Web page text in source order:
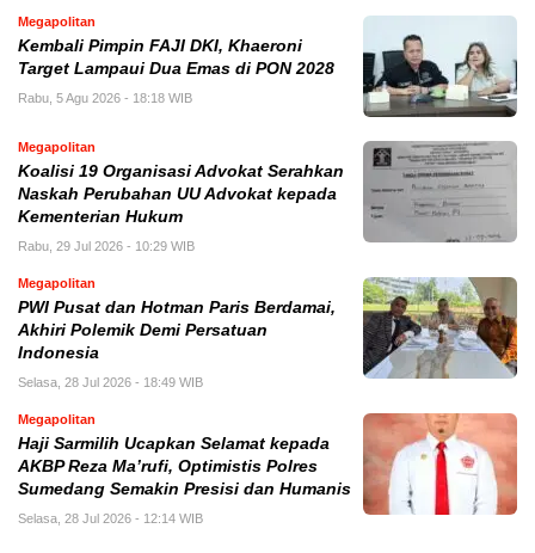
Megapolitan
Kembali Pimpin FAJI DKI, Khaeroni
Target Lampaui Dua Emas di PON 2028
Rabu, 5 Agu 2026 - 18:18 WIB
Megapolitan
Koalisi 19 Organisasi Advokat Serahkan
Naskah Perubahan UU Advokat kepada
Kementerian Hukum
Rabu, 29 Jul 2026 - 10:29 WIB
Megapolitan
PWI Pusat dan Hotman Paris Berdamai,
Akhiri Polemik Demi Persatuan
Indonesia
Selasa, 28 Jul 2026 - 18:49 WIB
Megapolitan
Haji Sarmilih Ucapkan Selamat kepada
AKBP Reza Ma’rufi, Optimistis Polres
Sumedang Semakin Presisi dan Humanis
Selasa, 28 Jul 2026 - 12:14 WIB